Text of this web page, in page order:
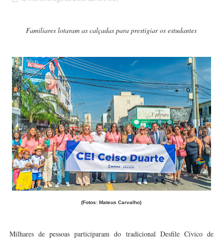
Familiares lotaram as calçadas para prestigiar os estudantes
(Fotos: Mateus Carvalho)
Milhares de pessoas participaram do tradicional Desfile Cívico de